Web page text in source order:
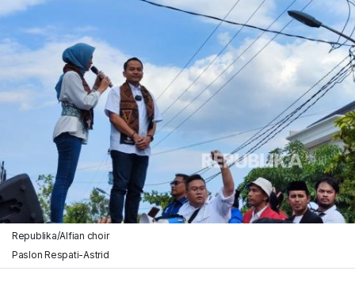
Republika/Alfian choir
Paslon Respati-Astrid